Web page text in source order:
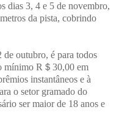
dias 3, 4 e 5 de novembro,
da pista, cobrindo
outubro, é para todos
mínimo R＄30,00 em
instantâneos e à
o setor gramado do
ser maior de 18 anos e